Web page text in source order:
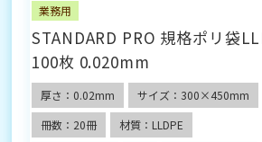
業務用
STANDARD PRO 規格ポリ袋
100枚 0.020mm
厚さ：0.02mm サイズ：300×450mm
冊数：20冊
材質：LLDPE